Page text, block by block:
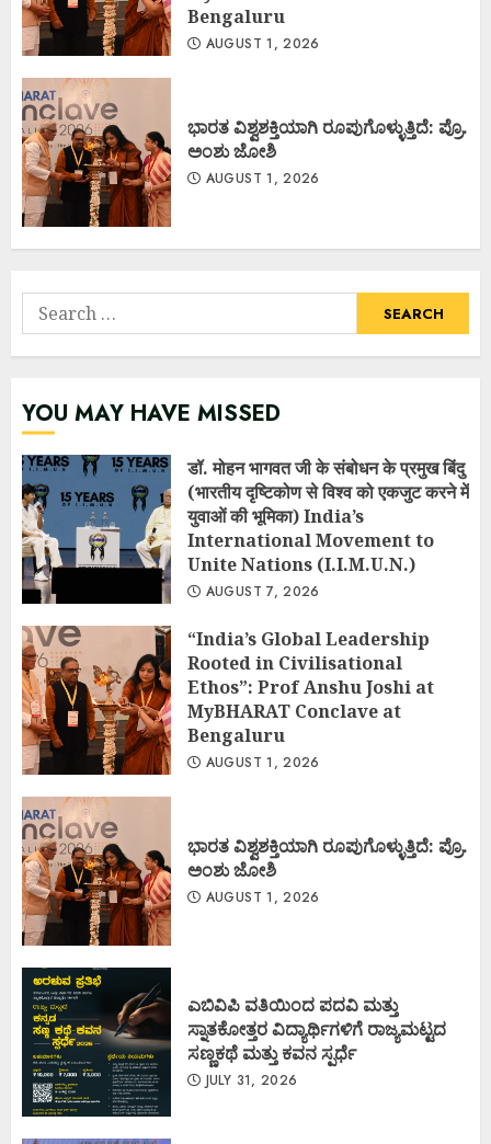
Bengaluru
AUGUST 1, 2026
ಭಾರತ ವಿಶ್ವಶಕ್ತಿಯಾಗಿ ರೂಪುಗೊಳ್ಳುತ್ತಿದೆ: ಪ್ರೊ.
ಅಂಶು ಜೋಶಿ
AUGUST 1, 2026
Search
for:
YOU MAY HAVE MISSED
डॉ. मोहन भागवत जी के संबोधन के प्रमुख बिंदु
(भारतीय दृष्टिकोण से विश्व को एकजुट करने में
युवाओं की भूमिका) India’s
International Movement to
Unite Nations (I.I.M.U.N.)
AUGUST 7, 2026
“India’s Global Leadership
Rooted in Civilisational
Ethos”: Prof Anshu Joshi at
MyBHARAT Conclave at
Bengaluru
AUGUST 1, 2026
ಭಾರತ ವಿಶ್ವಶಕ್ತಿಯಾಗಿ ರೂಪುಗೊಳ್ಳುತ್ತಿದೆ: ಪ್ರೊ.
ಅಂಶು ಜೋಶಿ
AUGUST 1, 2026
ಎಬಿವಿಪಿ ವತಿಯಿಂದ ಪದವಿ ಮತ್ತು
ಸ್ನಾತಕೋತ್ತರ ವಿದ್ಯಾರ್ಥಿಗಳಿಗೆ ರಾಜ್ಯಮಟ್ಟದ
ಸಣ್ಣಕಥೆ ಮತ್ತು ಕವನ ಸ್ಪರ್ಧೆ
JULY 31, 2026